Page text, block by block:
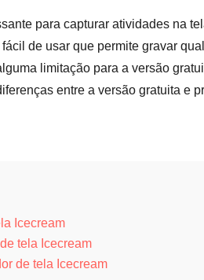
para capturar atividades na
de usar que permite gravar
limitação para a versão
entre a versão gratuita e
Icecream
tela Icecream
de tela Icecream